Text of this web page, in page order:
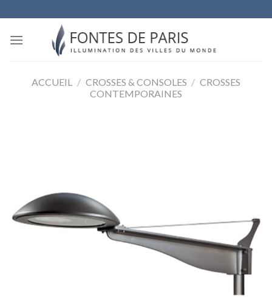
to
content
ACCUEIL / CROSSES & CONSOLES / CROSSES
CONTEMPORAINES